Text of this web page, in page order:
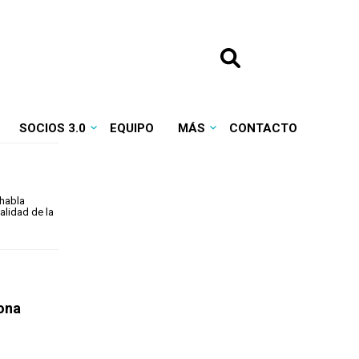
SOCIOS 3.0 EQUIPO MÁS CONTACTO
de la